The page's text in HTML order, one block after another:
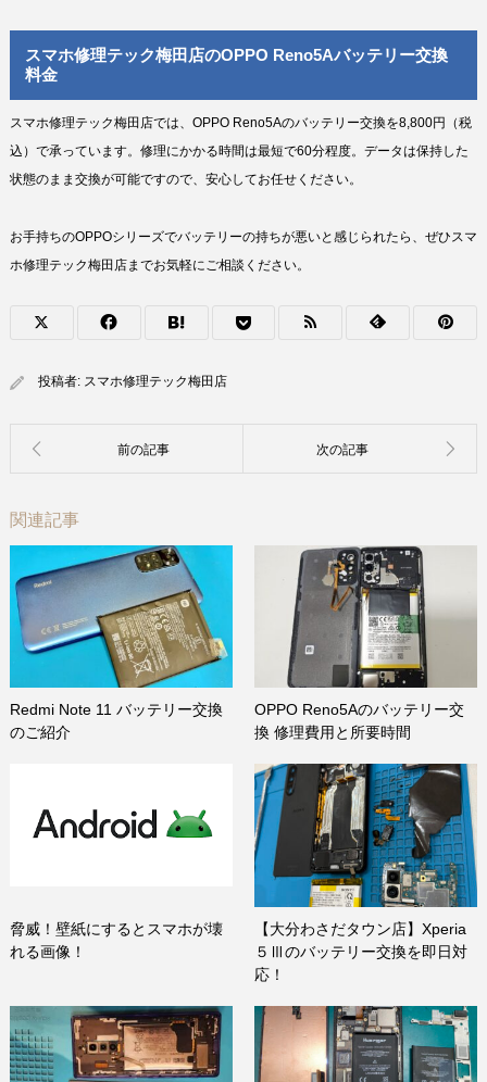
スマホ修理テック梅田店のOPPO Reno5Aバッテリー交換
料金
スマホ修理テック梅田店では、OPPO Reno5Aのバッテリー交換を8,800円（税
込）で承っています。修理にかかる時間は最短で60分程度。データは保持した
状態のまま交換が可能ですので、安心してお任せください。
お手持ちのOPPOシリーズでバッテリーの持ちが悪いと感じられたら、ぜひスマ
ホ修理テック梅田店までお気軽にご相談ください。
投稿者: スマホ修理テック梅田店
関連記事
Redmi Note 11 バッテリー交換
のご紹介
OPPO Reno5Aのバッテリー交
換 修理費用と所要時間
脅威！壁紙にするとスマホが壊
れる画像！
【大分わさだタウン店】Xperia
５Ⅲのバッテリー交換を即日対
応！